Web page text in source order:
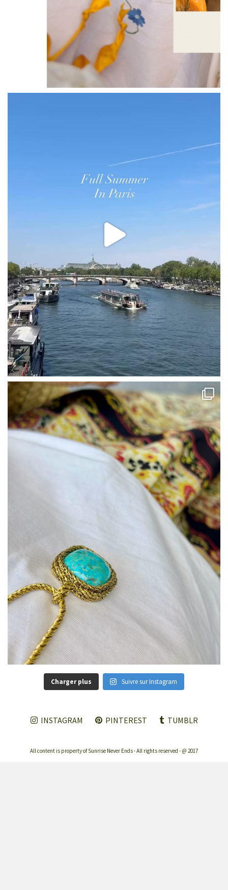
Charger plus Suivre sur Instagram
INSTAGRAM PINTEREST TUMBLR
All content is property of Sunrise Never Ends - All rights reserved - @ 2017